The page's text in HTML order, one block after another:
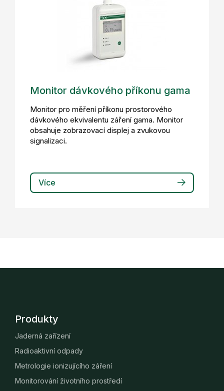
Monitor dávkového příkonu gama
Monitor pro měření příkonu prostorového
dávkového ekvivalentu záření gama. Monitor
obsahuje zobrazovací displej a zvukovou
signalizaci.
Více
Produkty
Jaderná zařízení
Radioaktivní odpady
Metrologie ionizujícího záření
Monitorování životního prostředí